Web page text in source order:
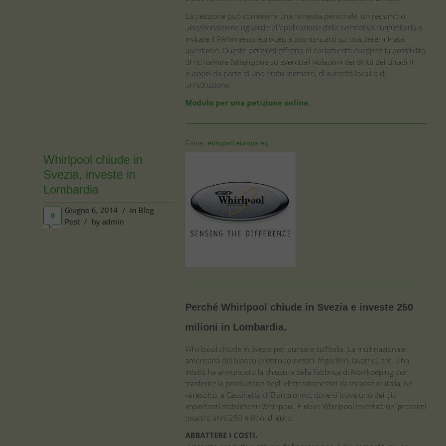
La petizione può contenere una richiesta personale, un reclamo o
un’osservazione riguardo all’applicazione della normativa comunitaria o
invitare il Parlamento europeo a pronunciarsi su una determinata
questione. Queste petizioni offrono al Parlamento europeo la possibilità
di richiamare l’attenzione su eventuali violazioni dei diritti dei cittadini
europei da parte di uno Stato membro, di autorità locali o di
un’istituzione.
Modulo per una petizione online.
Fonte: europarl.europa.eu
Whirlpool chiude in
Svezia, investe in
Lombardia
0
Giugno 6, 2014 / in Blog
Post / by admin
Perché Whirlpool chiude in Svezia e investe 250
milioni in Lombardia.
Whirlpool chiude in Svezia per puntare sull’Italia. La multinazionale
americana del bianco (elettrodomestici, frigoriferi, lavatrici, ecc…) ha,
infatti, ha annunciato la chiusura della fabbrica di Norrkoeping per
trasferire la produzione degli elettrodomestici da incasso in Italia, nel
varesotto, a Cassinetta di Biandronno, dove si trova uno dei più
importanti stabilimenti Whirlpool. E dove Whirlpool investirà nei prossimi
quattro anni 250 milioni di euro.
ABBATTERE I COSTI.